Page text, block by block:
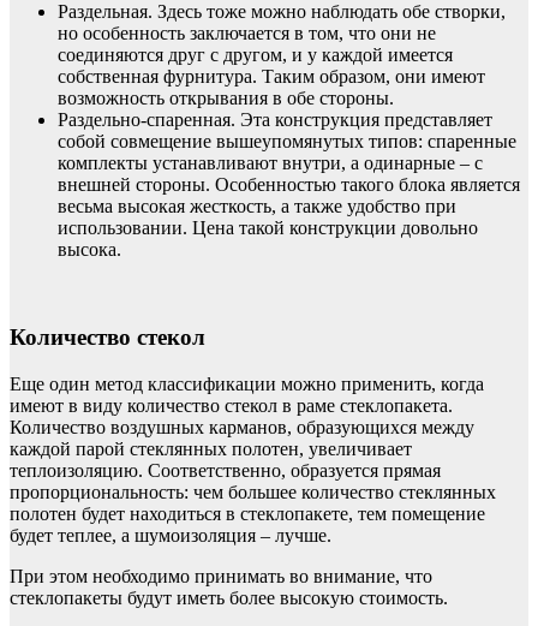
Раздельная. Здесь тоже можно наблюдать обе створки,
но особенность заключается в том, что они не
соединяются друг с другом, и у каждой имеется
собственная фурнитура. Таким образом, они имеют
возможность открывания в обе стороны.
Раздельно-спаренная. Эта конструкция представляет
собой совмещение вышеупомянутых типов: спаренные
комплекты устанавливают внутри, а одинарные – с
внешней стороны. Особенностью такого блока является
весьма высокая жесткость, а также удобство при
использовании. Цена такой конструкции довольно
высока.
Количество стекол
Еще один метод классификации можно применить, когда
имеют в виду количество стекол в раме стеклопакета.
Количество воздушных карманов, образующихся между
каждой парой стеклянных полотен, увеличивает
теплоизоляцию. Соответственно, образуется прямая
пропорциональность: чем большее количество стеклянных
полотен будет находиться в стеклопакете, тем помещение
будет теплее, а шумоизоляция – лучше.
При этом необходимо принимать во внимание, что
стеклопакеты будут иметь более высокую стоимость.